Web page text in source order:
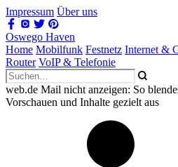
Impressum Über uns
Oswego Haven
Home Mobilfunk Festnetz Internet &
Router VoIP & Telefonie
web.de Mail nicht anzeigen: So
Vorschauen und Inhalte gezielt aus